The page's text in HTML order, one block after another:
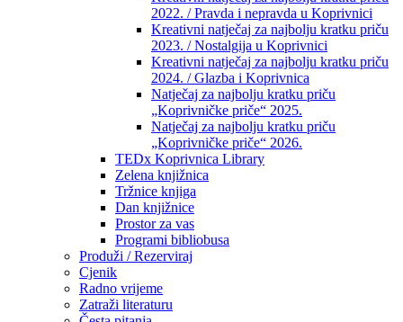
2022. / Pravda i nepravda u Koprivnici
Kreativni natječaj za najbolju kratku priču
2023. / Nostalgija u Koprivnici
Kreativni natječaj za najbolju kratku priču
2024. / Glazba i Koprivnica
Natječaj za najbolju kratku priču
„Koprivničke priče“ 2025.
Natječaj za najbolju kratku priču
„Koprivničke priče“ 2026.
TEDx Koprivnica Library
Zelena knjižnica
Tržnice knjiga
Dan knjižnice
Prostor za vas
Programi bibliobusa
Produži / Rezerviraj
Cjenik
Radno vrijeme
Zatraži literaturu